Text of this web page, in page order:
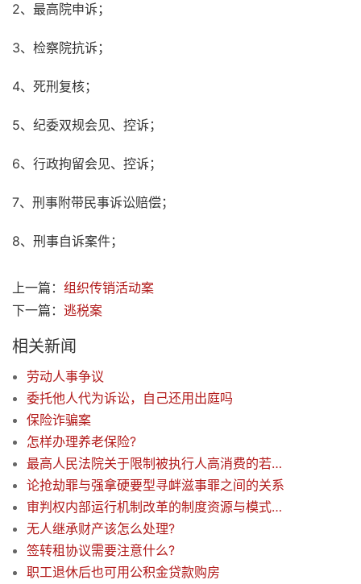
2、最高院申诉；
3、检察院抗诉；
4、死刑复核；
5、纪委双规会见、控诉；
6、行政拘留会见、控诉；
7、刑事附带民事诉讼赔偿；
8、刑事自诉案件；
上一篇： 组织传销活动案
下一篇： 逃税案
相关新闻
劳动人事争议
委托他人代为诉讼，自己还用出庭吗
保险诈骗案
怎样办理养老保险?
最高人民法院关于限制被执行人高消费的若干规定
论抢劫罪与强拿硬要型寻衅滋事罪之间的关系
审判权内部运行机制改革的制度资源与模式选择
无人继承财产该怎么处理?
签转租协议需要注意什么?
职工退休后也可用公积金贷款购房